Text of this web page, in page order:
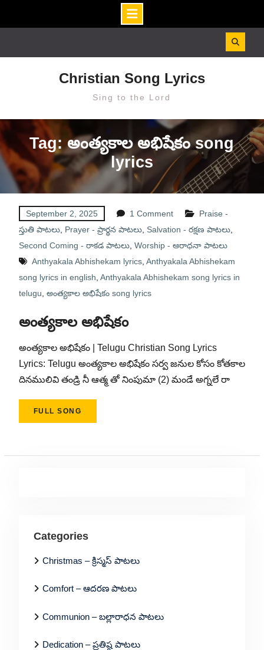
Christian Song Lyrics
Sing to the Lord
Tag: అంత్యకాల అభిషేకం song
lyrics
September 2, 2025 1 Comment
Praise -
స్తుతి పాటలు, Prayer - ప్రార్థన పాటలు, Salvation - రక్షణ పాటలు,
Second Coming - రాకడ పాటలు, Worship - ఆరాధనా పాటలు
Anthyakala Abhishekam lyrics, Anthyakala Abhishekam
song lyrics in english Anthyakala Abhishekam song lyrics in
telugu అంత్యకాల అభిషేకం song lyrics
అంత్యకాల అభిషేకం
అంత్యకాల అభిషేకం | Telugu Christian Song Lyrics
Lyrics: Telugu అంత్యకాల అభిషేకం సర్వ జనుల కోసం కోతకాల
దినములివి తండ్రి నీ ఆత్మ తో నింపుమా (2) మండే అగ్నలే రా
FULL SONG
Categories
Christmas – క్రిస్మస్ పాటలు
Comfort – ఆదరణ పాటలు
Communion – బల్లారాధన పాటలు
Dedication – ప్రతిష్ఠ పాటలు